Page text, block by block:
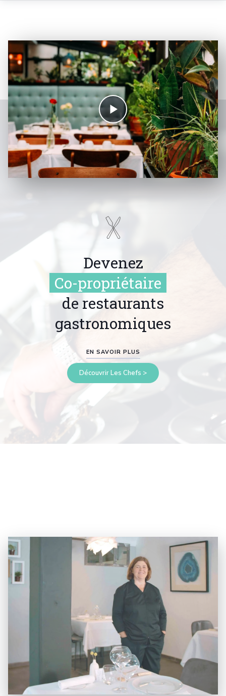
Devenez
Co-propriétaire
de restaurants
gastronomiques
EN SAVOIR PLUS
Découvrir Les Chefs >